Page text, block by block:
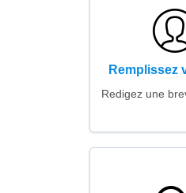
Remplissez
Redigez une